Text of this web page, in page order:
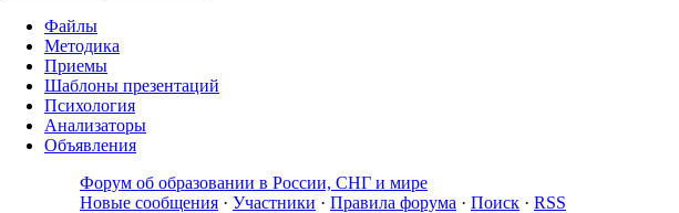
Файлы
Методика
Приемы
Шаблоны презентаций
Психология
Анализаторы
Объявления
Форум об образовании в России, СНГ и мире
Новые сообщения · Участники · Правила форума · Поиск · RSS